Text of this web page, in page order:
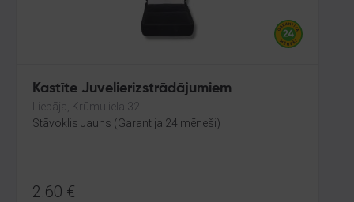
Kastīte Juvelierizstrādājumiem
Liepāja, Krūmu iela 32
Stāvoklis Jauns (Garantija 24 mēneši)
2.60 €